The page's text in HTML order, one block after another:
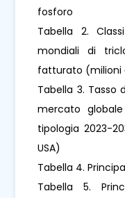
fosforo
Tabella 2.
mondiali di
fatturato (milioni
Tabella 3. Tasso
mercato
tipologia 2023-
USA)
Tabella 4.
Tabella 5.